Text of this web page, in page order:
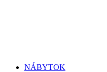
NÁBYTOK